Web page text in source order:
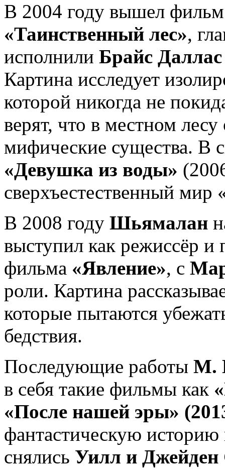
В 2004 году вышел
«Таинственный лес»,
исполнили Брайс
Картина исследует
которой никогда не
верят, что в местном
мифические существа. В
«Девушка из воды»
сверхъестественный мир
В 2008 году Шьямалан
выступил как режиссёр
фильма «Явление», с
роли. Картина
которые пытаются
бедствия.
Последующие работы М.
в себя такие фильмы как
«После нашей эры»
фантастическую
снялись Уилл и